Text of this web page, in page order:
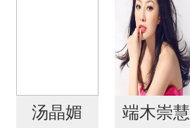
汤晶媚 端木崇慧